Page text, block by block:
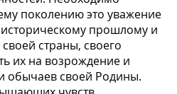
поколению это уважение
прошлому и
страны, своего
их на возрождение и
обычаев своей Родины.